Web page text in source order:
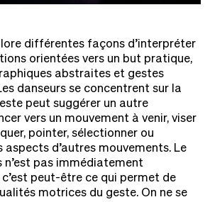
différentes façons d’interpréter
orientées vers un but pratique,
abstraites et gestes
danseurs se concentrent sur la
peut suggérer un autre
vers un mouvement à venir, viser
pointer, sélectionner ou
d’autres mouvements. Le
n’est pas immédiatement
peut-être ce qui permet de
motrices du geste. On ne se